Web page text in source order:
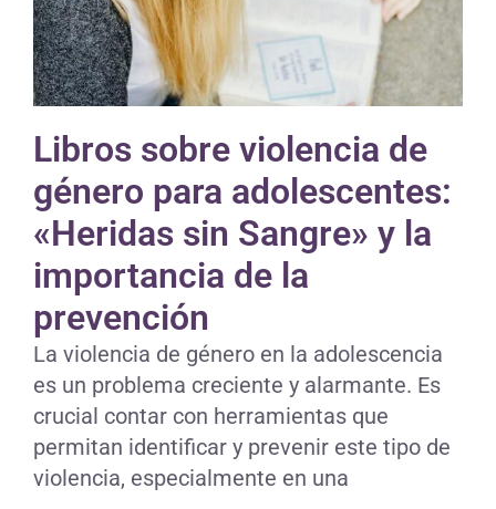
Libros sobre violencia de
género para adolescentes:
«Heridas sin Sangre» y la
importancia de la
prevención
La violencia de género en la adolescencia
es un problema creciente y alarmante. Es
crucial contar con herramientas que
permitan identificar y prevenir este tipo de
violencia, especialmente en una